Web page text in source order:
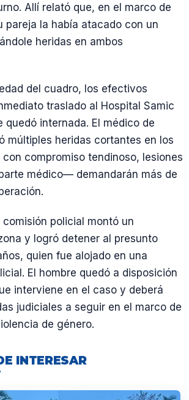
Allí relató que, en el marco de
pareja la había atacado con un
heridas en ambos
del cuadro, los efectivos
traslado al Hospital Samic
quedó internada. El médico de
múltiples heridas cortantes en los
compromiso tendinoso, lesiones
médico— demandarán más de
comisión policial montó un
y logró detener al presunto
quien fue alojado en una
El hombre quedó a disposición
interviene en el caso y deberá
judiciales a seguir en el marco de
de género.
INTERESAR